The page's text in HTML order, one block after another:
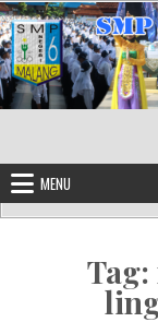
Skip to content
MENU
Tag: